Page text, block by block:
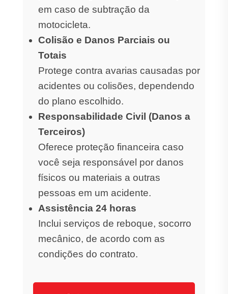
em caso de subtração da
motocicleta.
Colisão e Danos Parciais ou
Totais
Protege contra avarias causadas por
acidentes ou colisões, dependendo
do plano escolhido.
Responsabilidade Civil (Danos a
Terceiros)
Oferece proteção financeira caso
você seja responsável por danos
físicos ou materiais a outras
pessoas em um acidente.
Assistência 24 horas
Inclui serviços de reboque, socorro
mecânico, de acordo com as
condições do contrato.